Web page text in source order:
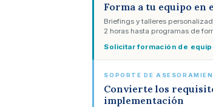
Forma a tu equipo en
Briefings y talleres
2 horas hasta programas de
Solicitar formación de
SOPORTE DE
Convierte los
implementación